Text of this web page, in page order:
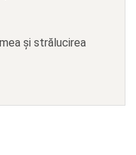
și strălucirea